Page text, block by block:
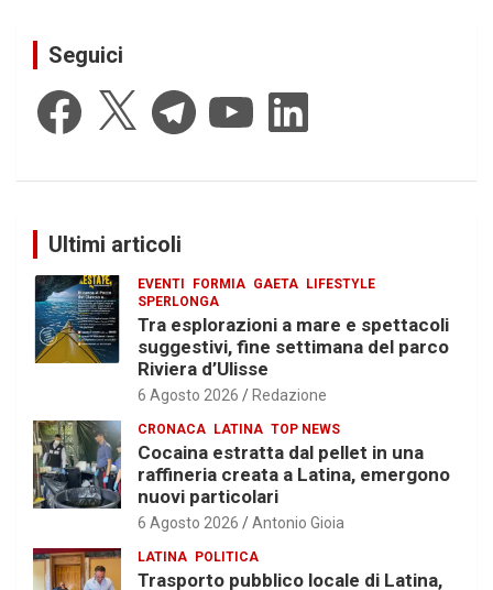
Seguici
Facebook Telegram YouTube LinkedIn
Ultimi articoli
EVENTI FORMIA GAETA LIFESTYLE
SPERLONGA
Tra esplorazioni a mare e spettacoli
suggestivi, fine settimana del parco
Riviera d’Ulisse
6 Agosto 2026 Redazione
CRONACA LATINA TOP NEWS
Cocaina estratta dal pellet in una
raffineria creata a Latina, emergono
nuovi particolari
6 Agosto 2026 Antonio Gioia
LATINA POLITICA
Trasporto pubblico locale di Latina,